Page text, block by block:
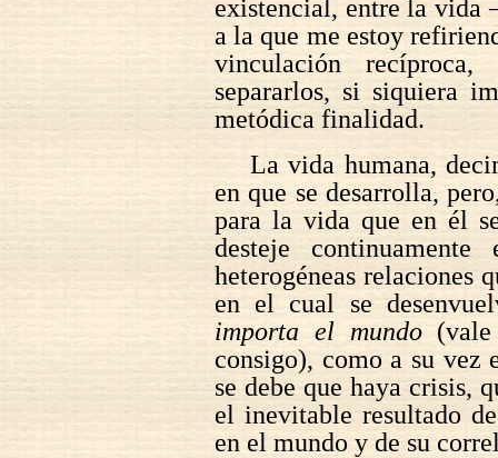
existencial, entre la vida
a la que me estoy
vinculación
separarlos, si siquiera
metódica finalidad.
La vida humana,
en que se desarrolla,
para la vida que en él
desteje
heterogéneas relaciones
en el cual se
importa el mundo(vale
consigo), como a su vez
se debe que haya crisis,
el inevitable resultado
en el mundo y de su